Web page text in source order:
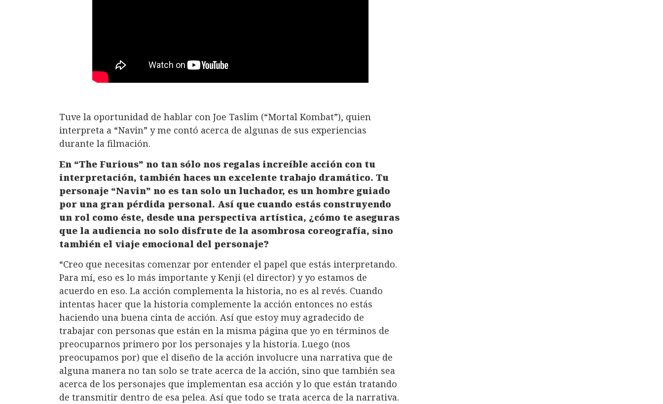
Tuve la oportunidad de hablar con Joe Taslim (“Mortal Kombat”), quien
interpreta a “Navin” y me contó acerca de algunas de sus experiencias
durante la filmación.
En “The Furious” no tan sólo nos regalas increíble acción con tu
interpretación, también haces un excelente trabajo dramático. Tu
personaje “Navin” no es tan solo un luchador, es un hombre guiado
por una gran pérdida personal. Así que cuando estás construyendo
un rol como éste, desde una perspectiva artística, ¿cómo te aseguras
que la audiencia no solo disfrute de la asombrosa coreografía, sino
también el viaje emocional del personaje?
“Creo que necesitas comenzar por entender el papel que estás interpretando.
Para mí, eso es lo más importante y Kenji (el director) y yo estamos de
acuerdo en eso. La acción complementa la historia, no es al revés. Cuando
intentas hacer que la historia complemente la acción entonces no estás
haciendo una buena cinta de acción. Así que estoy muy agradecido de
trabajar con personas que están en la misma página que yo en términos de
preocuparnos primero por los personajes y la historia. Luego (nos
preocupamos por) que el diseño de la acción involucre una narrativa que de
alguna manera no tan solo se trate acerca de la acción, sino que también sea
acerca de los personajes que implementan esa acción y lo que están tratando
de transmitir dentro de esa pelea. Así que todo se trata acerca de la narrativa.